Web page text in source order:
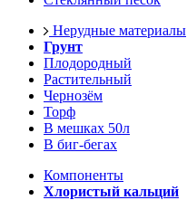
Нерудные материалы
Грунт
Плодородный
Растительный
Чернозём
Торф
В мешках 50л
В биг-бегах
Компоненты
Хлористый кальций